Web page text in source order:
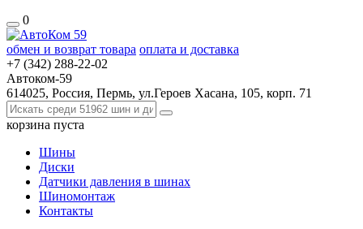
0
обмен и возврат товара оплата и доставка
+7 (342) 288-22-02
Автоком-59
614025, Россия, Пермь, ул.Героев Хасана, 105, корп. 71
корзина пуста
Шины
Диски
Датчики давления в шинах
Шиномонтаж
Контакты